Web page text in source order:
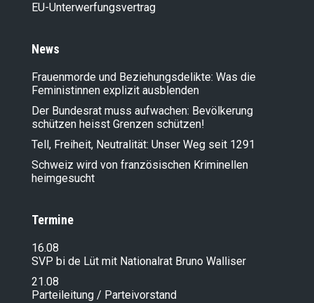
EU-Unterwerfungsvertrag
News
Frauenmorde und Beziehungsdelikte: Was die
Feministinnen explizit ausblenden
Der Bundesrat muss aufwachen: Bevölkerung
schützen heisst Grenzen schützen!
Tell, Freiheit, Neutralität: Unser Weg seit 1291
Schweiz wird von französischen Kriminellen
heimgesucht
Termine
16.08
SVP bi de Lüt mit Nationalrat Bruno Walliser
21.08
Parteileitung / Parteivorstand